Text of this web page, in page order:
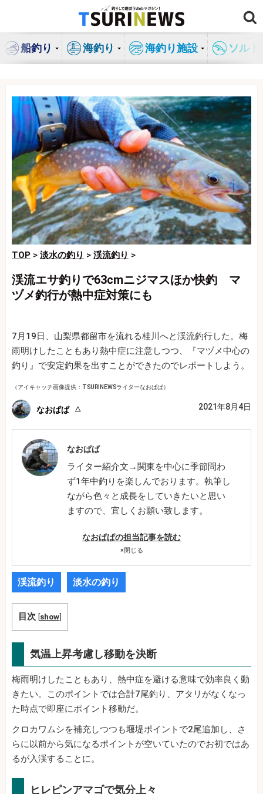
ン
船釣り 海釣り 海釣り施設 ソル
TOP > 淡水の釣り > 渓流釣り >
渓流エサ釣りで63cmニジマスほか快釣 マ
ヅメ釣行が熱中症対策にも
7月19日、山梨県都留市を流れる桂川へと渓流釣行した。梅
雨明けしたこともあり熱中症に注意しつつ、『マヅメ中心の
釣り』で安定釣果を出すことができたのでレポートしよう。
（アイキャッチ画像提供：TSURINEWSライターなおぱぱ）
なおぱぱ 2021年8月4日
なおぱぱ
ライター紹介文→関東を中心に季節問わ
ず1年中釣りを楽しんでおります。執筆し
ながら色々と成長をしていきたいと思い
ますので、宜しくお願い致します。
なおぱぱの担当記事を読む
×閉じる
渓流釣り 淡水の釣り
目次 [show]
気温上昇考慮し移動を決断
梅雨明けしたこともあり、熱中症を避ける意味で効率良く動
きたい。このポイントでは合計7尾釣り、アタリがなくなっ
た時点で即座にポイント移動だ。
クロカワムシを補充しつつも堰堤ポイントで2尾追加し、さ
らに以前から気になるポイントが空いていたのでお初ではあ
るが入渓することに。
ヒレピンアマゴで気分上々